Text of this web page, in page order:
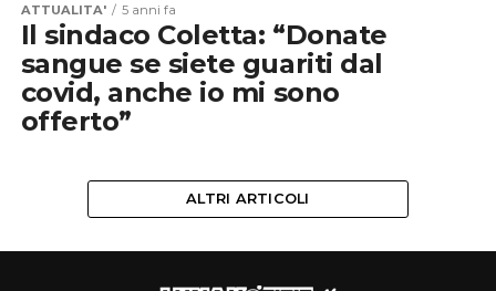
ATTUALITA' 5 anni fa
Il sindaco Coletta: “Donate
sangue se siete guariti dal
covid, anche io mi sono
offerto”
ALTRI ARTICOLI